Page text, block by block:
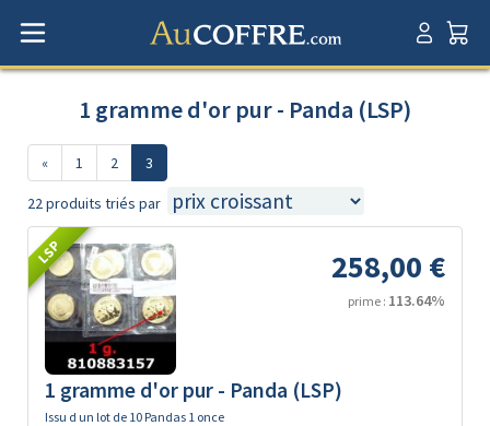
1 gramme d'or pur - Panda (LSP)
« 1 2 3
22 produits triés par
LSP 258,00 €
prime : 113.64%
1 gramme d'or pur - Panda (LSP)
Issu d un lot de 10 Pandas 1 once